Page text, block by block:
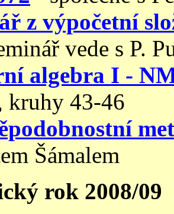
z výpočetní
vede s P.
algebra I -
kruhy 43-46
Šámalem
rok 2008/09